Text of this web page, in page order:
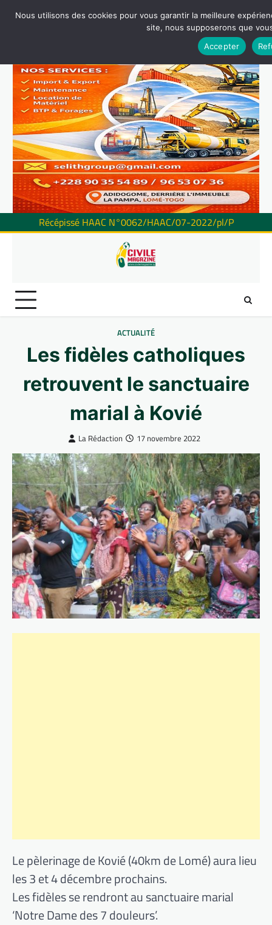
Récépissé HAAC N°0062/HAAC/07-2022/pl/P
ACTUALITÉ
Les fidèles catholiques
retrouvent le sanctuaire
marial à Kovié
La Rédaction 17 novembre 2022
Le pèlerinage de Kovié (40km de Lomé) aura lieu
les 3 et 4 décembre prochains.
Les fidèles se rendront au sanctuaire marial
‘Notre Dame des 7 douleurs’.
Nous utilisons des cookies pour vous garantir la meilleure
site, nous supposerons que
Accepter